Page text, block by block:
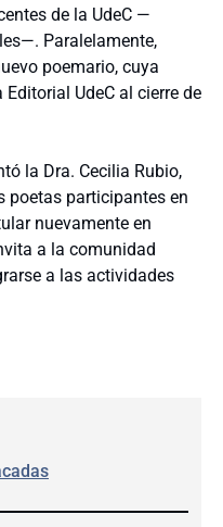
de la UdeC —
Paralelamente,
poemario, cuya
UdeC al cierre de
la Dra. Cecilia Rubio,
poetas participantes en
nuevamente en
a la comunidad
a las actividades